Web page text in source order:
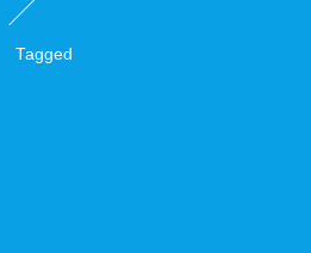
Tagged